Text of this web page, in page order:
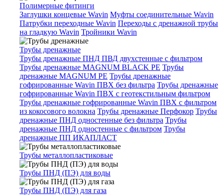
Полимерные фитинги
Заглушки концевые Wavin Муфты соединительные Wavin
Патрубки переходные Wavin Переходы с дренажной трубы
на гладкую Wavin Тройники Wavin
Трубы дренажные
Трубы дренажные ПНД ПВД двухстенные с фильтром
Трубы дренажные MAGNUM BLACK PE Трубы
дренажные MAGNUM PE Трубы дренажные
гофрированные Wavin ПВХ без фильтра Трубы дренажные
гофрированные Wavin ПВХ с геотекстильным фильтром
Трубы дренажные гофрированные Wavin ПВХ с фильтром
из кокосового волокна Трубы дренажные Перфокор Трубы
дренажные ПНД одностенные без фильтра Трубы
дренажные ПНД одностенные с фильтром Трубы
дренажные ПП ИКАПЛАСТ
Трубы металлопластиковые
Трубы ПНД (ПЭ) для воды
Трубы ПНД (ПЭ) для газа